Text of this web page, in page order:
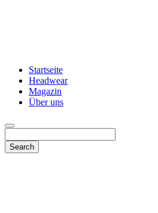
Startseite
Headwear
Magazin
Über uns